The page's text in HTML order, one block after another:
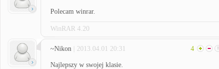
Polecam winrar.
WinRAR 4.20
~Nikon | 2013.04.01 20:31 4
Najlepszy w swojej klasie.